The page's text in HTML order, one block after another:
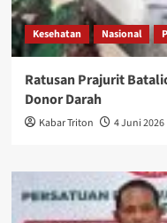
Kesehatan Nasional
Ratusan Prajurit
Donor Darah
Kabar Triton 4 Juni 2026